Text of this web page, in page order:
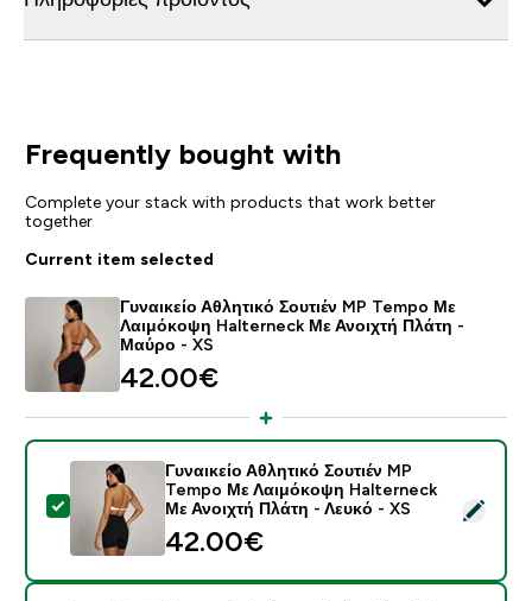
Frequently bought with
Complete your stack with products that work better
together
Current item selected
Γυναικείο Αθλητικό Σουτιέν MP Tempo Με
Λαιμόκοψη Halterneck Με Ανοιχτή Πλάτη -
Μαύρο - XS
42.00€‎
Select this product - Γυναικείο Αθλητικό Σουτιέν
Γυναικείο Αθλητικό Σουτιέν MP
Tempo Με Λαιμόκοψη Halterneck
Με Ανοιχτή Πλάτη - Λευκό - XS
42.00€‎